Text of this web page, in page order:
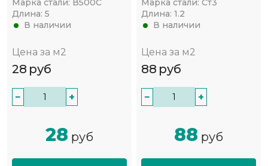
Марка стали: В500С
Длина: 5
В наличии
Цена за м2
28 руб
− +
28 руб
Марка стали: Ст3
Длина: 1.2
В наличии
Цена за м2
88 руб
− +
88 руб